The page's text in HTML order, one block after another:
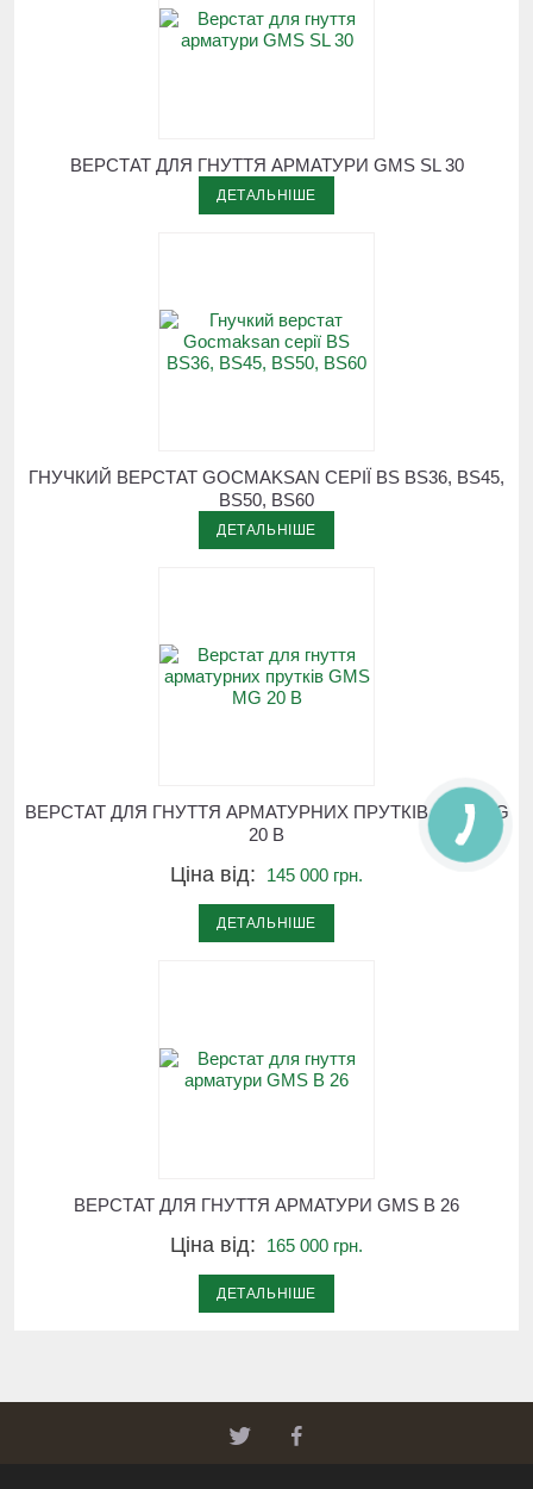
ВЕРСТАТ ДЛЯ ГНУТТЯ АРМАТУРИ GMS SL 30
ДЕТАЛЬНІШЕ
ГНУЧКИЙ ВЕРСТАТ GOCMAKSAN СЕРІЇ BS BS36, BS45,
BS50, BS60
ДЕТАЛЬНІШЕ
ВЕРСТАТ ДЛЯ ГНУТТЯ АРМАТУРНИХ ПРУТКІВ GMS MG
20 B
Ціна від: 145 000 грн.
ДЕТАЛЬНІШЕ
ВЕРСТАТ ДЛЯ ГНУТТЯ АРМАТУРИ GMS В 26
Ціна від: 165 000 грн.
ДЕТАЛЬНІШЕ